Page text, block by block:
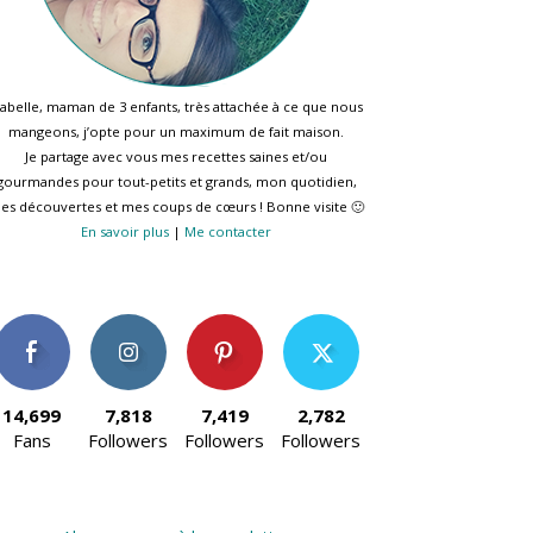
maman de 3 enfants, très attachée à ce que nous
mangeons, j’opte pour un maximum de fait maison.
Je partage avec vous mes recettes saines et/ou
pour tout-petits et grands, mon quotidien,
découvertes et mes coups de cœurs ! Bonne visite 🙂
En savoir plus | Me contacter
14,699
Fans
7,818
Followers
7,419
Followers
2,782
Followers